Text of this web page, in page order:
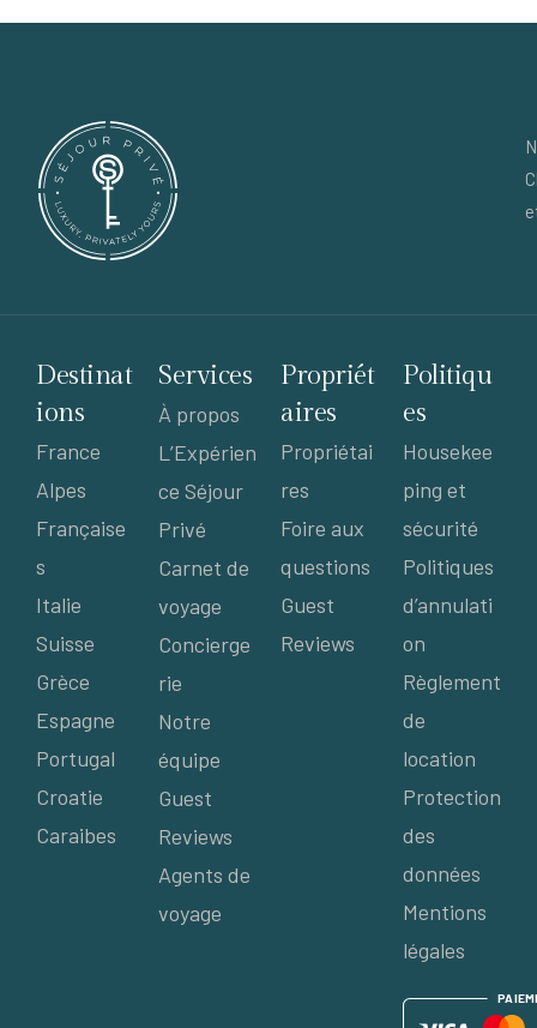
Destinat
ions
France
Alpes
Française
s
Italie
Suisse
Grèce
Espagne
Portugal
Croatie
Caraibes
Services
À propos
L’Expérien
ce Séjour
Privé
Carnet de
voyage
Concierge
rie
Notre
équipe
Guest
Reviews
Agents de
voyage
Propriét
aires
Propriétai
res
Foire aux
questions
Guest
Reviews
Politiqu
es
Housekee
ping et
sécurité
Politiques
d’annulati
on
Règlement
de
location
Protection
des
données
Mentions
légales
PAIEM